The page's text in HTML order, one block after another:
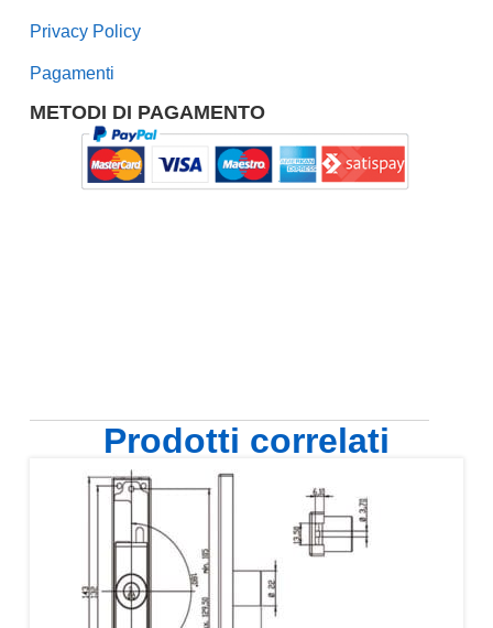
Privacy Policy
Pagamenti
METODI DI PAGAMENTO
Prodotti correlati